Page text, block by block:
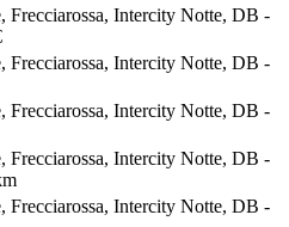
Frecciarossa, Intercity Notte, DB -
Frecciarossa, Intercity Notte, DB -
Frecciarossa, Intercity Notte, DB -
Frecciarossa, Intercity Notte, DB -
Frecciarossa, Intercity Notte, DB -